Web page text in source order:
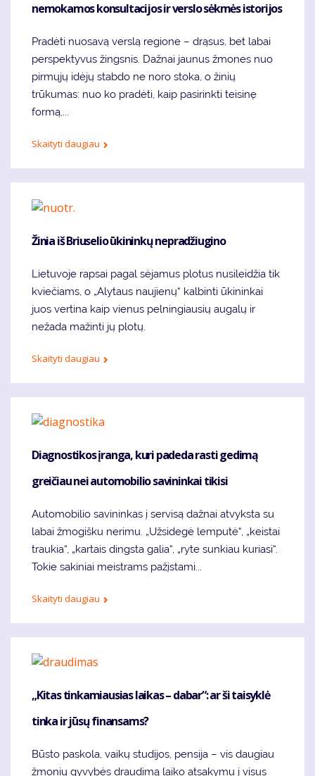
nemokamos konsultacijos ir verslo sėkmės istorijos
Pradėti nuosavą verslą regione – drąsus, bet labai
perspektyvus žingsnis. Dažnai jaunus žmones nuo
pirmųjų idėjų stabdo ne noro stoka, o žinių
trūkumas: nuo ko pradėti, kaip pasirinkti teisinę
formą,...
Skaityti daugiau
Žinia iš Briuselio ūkininkų nepradžiugino
Lietuvoje rapsai pagal sėjamus plotus nusileidžia tik
kviečiams, o „Alytaus naujienų“ kalbinti ūkininkai
juos vertina kaip vienus pelningiausių augalų ir
nežada mažinti jų plotų.
Skaityti daugiau
Diagnostikos įranga, kuri padeda rasti gedimą
greičiau nei automobilio savininkai tikisi
Automobilio savininkas į servisą dažnai atvyksta su
labai žmogišku nerimu. „Užsidegė lemputė“, „keistai
traukia“, „kartais dingsta galia“, „ryte sunkiau kuriasi“.
Tokie sakiniai meistrams pažįstami...
Skaityti daugiau
„Kitas tinkamiausias laikas – dabar“: ar ši taisyklė
tinka ir jūsų finansams?
Būsto paskola, vaikų studijos, pensija – vis daugiau
žmonių gyvybės draudimą laiko atsakymu į visus